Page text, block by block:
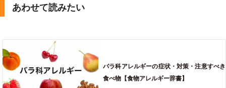
あわせて読みたい
バラ科アレルギーの症状・対策・注意すべき
食べ物【食物アレルギー辞書】